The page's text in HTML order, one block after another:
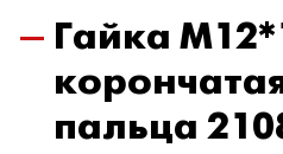
Гайка
пальца